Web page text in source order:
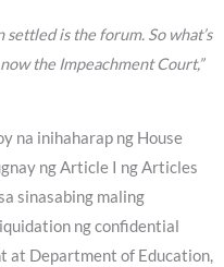
is the forum. So what’s
the Impeachment Court,”
na inihaharap ng House
ng Article I ng Articles
sinasabing maling
ng confidential
at Department of Education,